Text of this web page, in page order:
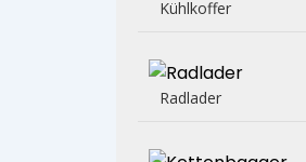
Kühlkoffer
Radlader